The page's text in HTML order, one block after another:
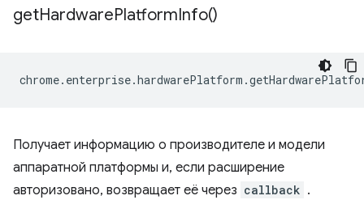
getHardwarePlatformInfo()
chrome. enterprise.hardwarePlatform .
Получает информацию о производителе и модели
аппаратной платформы и, если расширение
авторизовано, возвращает её через callback .